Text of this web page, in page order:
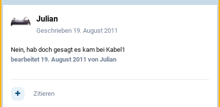
Julian
Geschrieben 19. August 2011
Nein, hab doch gesagt es kam bei Kabel1
bearbeitet 19. August 2011 von Julian
Zitieren